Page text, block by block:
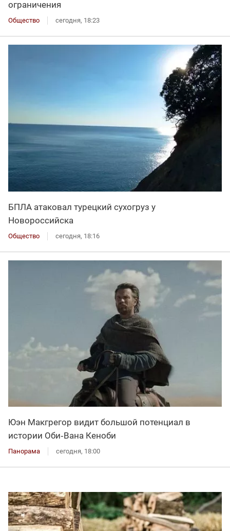
ограничения
Общество сегодня, 18:23
БПЛА атаковал турецкий сухогруз у
Новороссийска
Общество сегодня, 18:16
Юэн Макгрегор видит большой потенциал в
истории Оби‑Вана Кеноби
Панорама сегодня, 18:00